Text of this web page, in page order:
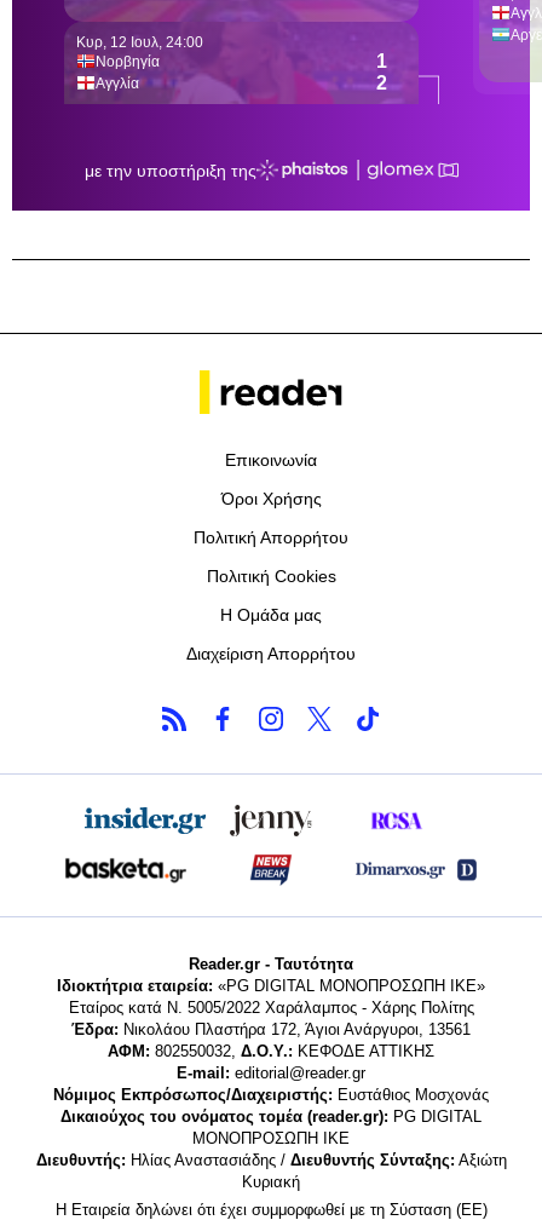
Επικοινωνία
Όροι Χρήσης
Πολιτική Απορρήτου
Πολιτική Cookies
Η Ομάδα μας
Διαχείριση Απορρήτου
Reader.gr - Ταυτότητα
Ιδιοκτήτρια εταιρεία: «PG DIGITAL MONΟΠΡΟΣΩΠΗ ΙΚΕ»
Εταίρος κατά Ν. 5005/2022 Χαράλαμπος - Χάρης Πολίτης
Έδρα: Νικολάου Πλαστήρα 172, Άγιοι Ανάργυροι, 13561
ΑΦΜ: 802550032, Δ.Ο.Υ.: ΚΕΦΟΔΕ ΑΤΤΙΚΗΣ
E-mail: editorial@reader.gr
Νόμιμος Εκπρόσωπος/Διαχειριστής: Ευστάθιος Μοσχονάς
Δικαιούχος του ονόματος τομέα (reader.gr): PG DIGITAL
MONΟΠΡΟΣΩΠΗ ΙΚΕ
Διευθυντής: Ηλίας Αναστασιάδης / Διευθυντής Σύνταξης: Αξιώτη
Κυριακή
Η Εταιρεία δηλώνει ότι έχει συμμορφωθεί με τη Σύσταση (ΕΕ)